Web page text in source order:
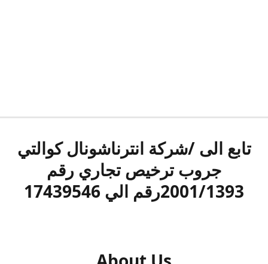
تابع الى /شركة انترناشونال كوالتي
جروب ترخيص تجاري رقم
2001/1393رقم الي 17439546